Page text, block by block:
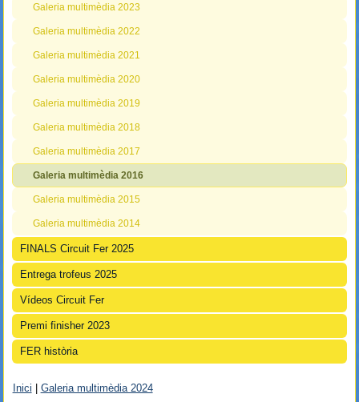
Galeria multimèdia 2023
Galeria multimèdia 2022
Galeria multimèdia 2021
Galeria multimèdia 2020
Galeria multimèdia 2019
Galeria multimèdia 2018
Galeria multimèdia 2017
Galeria multimèdia 2016
Galeria multimèdia 2015
Galeria multimèdia 2014
FINALS Circuit Fer 2025
Entrega trofeus 2025
Vídeos Circuit Fer
Premi finisher 2023
FER història
Inici Galeria multimèdia 2024